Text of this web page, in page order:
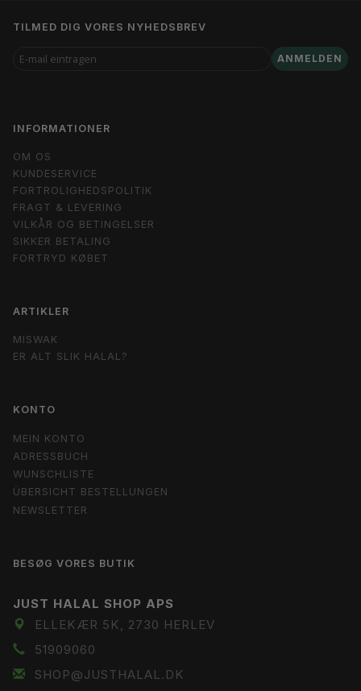
TILMED DIG VORES NYHEDSBREV
E-
MAIL
ANMELDEN
INFORMATIONER
OM OS
KUNDESERVICE
FORTROLIGHEDSPOLITIK
FRAGT & LEVERING
VILKÅR OG BETINGELSER
SIKKER BETALING
FORTRYD KØBET
ARTIKLER
MISWAK
ER ALT SLIK HALAL?
KONTO
MEIN KONTO
ADRESSBUCH
WUNSCHLISTE
ÜBERSICHT BESTELLUNGEN
NEWSLETTER
BESØG VORES BUTIK
JUST HALAL SHOP APS
ELLEKÆR 5K, 2730 HERLEV
51909060
SHOP@JUSTHALAL.DK